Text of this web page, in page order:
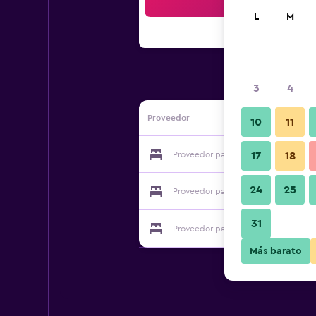
Proveedor
Proveedor para Namrae Maewang
Proveedor para Namrae Maewang
Proveedor para Namrae Maewang
L M
3 4
10 11
17 18
24 25
31
Más barato